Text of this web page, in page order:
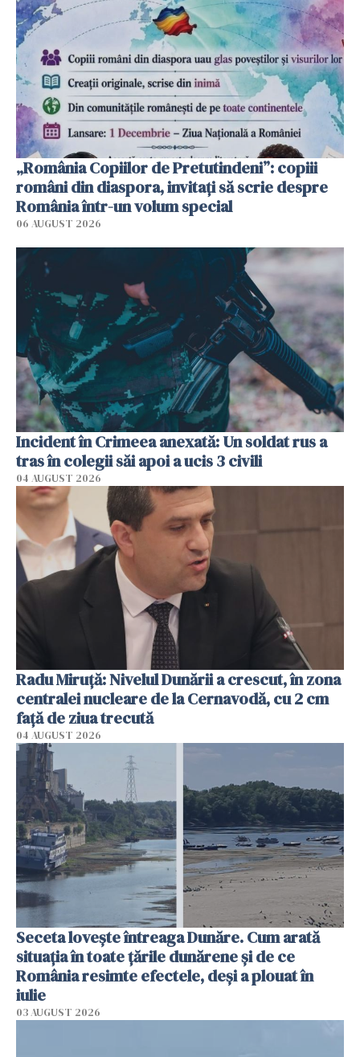
„România Copiilor de Pretutindeni”: copiii
români din diaspora, invitați să scrie despre
România într-un volum special
06 AUGUST 2026
Incident în Crimeea anexată: Un soldat rus a
tras în colegii săi apoi a ucis 3 civili
04 AUGUST 2026
Radu Miruţă: Nivelul Dunării a crescut, în zona
centralei nucleare de la Cernavodă, cu 2 cm
faţă de ziua trecută
04 AUGUST 2026
Seceta lovește întreaga Dunăre. Cum arată
situația în toate țările dunărene și de ce
România resimte efectele, deși a plouat în
iulie
03 AUGUST 2026